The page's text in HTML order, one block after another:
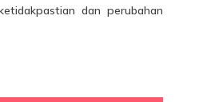
dan perubahan